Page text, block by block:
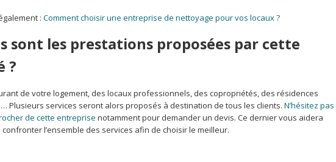
: Comment choisir une entreprise de nettoyage pour vos locaux ?
sont les prestations proposées par cette
?
de votre logement, des locaux professionnels, des copropriétés, des résidences
Plusieurs services seront alors proposés à destination de tous les clients. N’hésitez pas
de cette entreprise notamment pour demander un devis. Ce dernier vous aidera
l’ensemble des services afin de choisir le meilleur.